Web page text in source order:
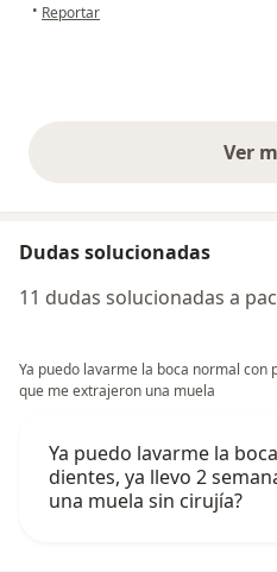
• en opinión del usuario Ells
Reportar
Ver
Dudas solucionadas
11 dudas solucionadas a
Ya puedo lavarme la boca normal con
que me extrajeron una muela
Ya puedo lavarme la
dientes, ya llevo 2
una muela sin cirujía?